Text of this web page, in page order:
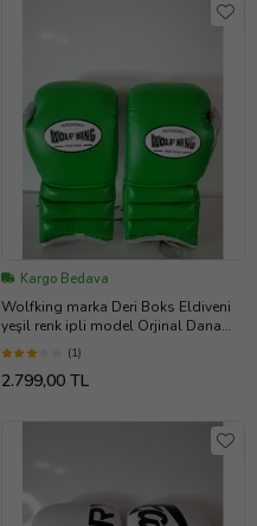
Kargo Bedava
Wolfking marka Deri Boks Eldiveni
yeşil renk ipli model Orjinal Dana
derisidir. 10-12-14-16oz büyüklükte
İstediğiniz Bedeni msj ile bildiriniz
(1)
2.799,00 TL